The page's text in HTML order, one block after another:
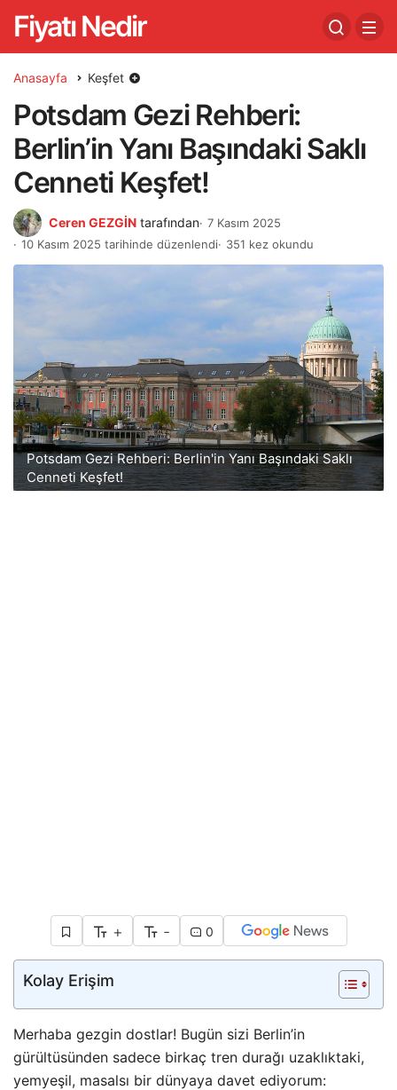
Fiyatı Nedir
Anasayfa Keşfet
Potsdam Gezi Rehberi:
Berlin’in Yanı Başındaki Saklı
Cenneti Keşfet!
Ceren GEZGİN tarafından 7 Kasım 2025
10 Kasım 2025 tarihinde düzenlendi
351 kez okundu
Potsdam Gezi Rehberi: Berlin'in Yanı Başındaki Saklı
Cenneti Keşfet!
+ - 0
Kolay Erişim
Merhaba gezgin dostlar! Bugün sizi Berlin’in
gürültüsünden sadece birkaç tren durağı uzaklıktaki,
yemyeşil, masalsı bir dünyaya davet ediyorum: